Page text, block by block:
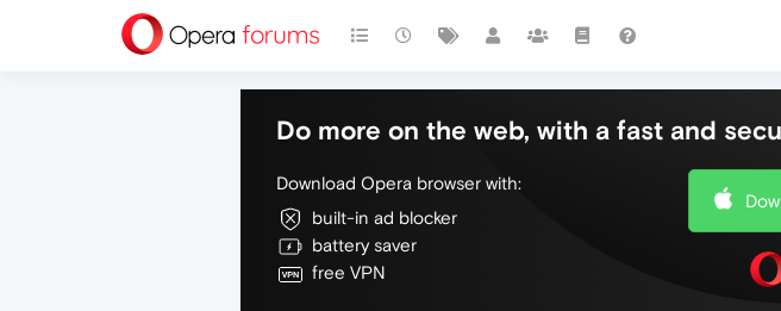
Do more on the web, with a fast and
Download Opera browser with:
built-in ad blocker
battery saver
free VPN